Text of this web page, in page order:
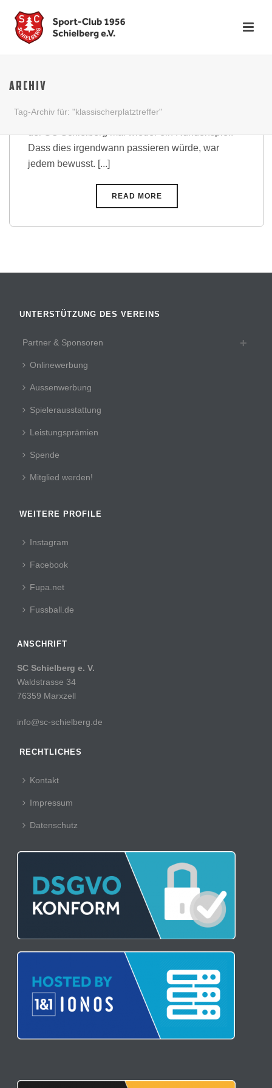
ARCHIV
Tag-Archiv für: "klassischerplatztreffer"
insgesamt 26 Partien und mehr als 2 Jahren verlor
Dass dies irgendwann passieren würde, war
jedem bewusst. [...]
READ MORE
UNTERSTÜTZUNG DES VEREINS
Partner & Sponsoren
Onlinewerbung
Aussenwerbung
Spielerausstattung
Leistungsprämien
Spende
Mitglied werden!
WEITERE PROFILE
Instagram
Facebook
Fupa.net
Fussball.de
ANSCHRIFT
SC Schielberg e. V.
Waldstrasse 34
76359 Marxzell
info@sc-schielberg.de
RECHTLICHES
Kontakt
Impressum
Datenschutz